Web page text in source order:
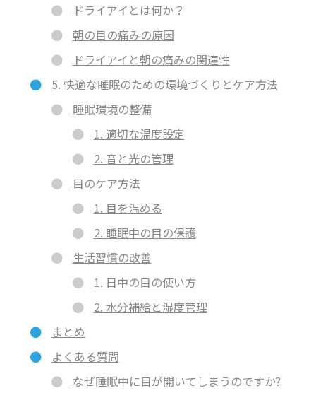
ドライアイとは何か？
朝の目の痛みの原因
ドライアイと朝の痛みの関連性
5. 快適な睡眠のための環境づくりとケア方法
睡眠環境の整備
1. 適切な温度設定
2. 音と光の管理
目のケア方法
1. 目を温める
2. 睡眠中の目の保護
生活習慣の改善
1. 日中の目の使い方
2. 水分補給と湿度管理
まとめ
よくある質問
なぜ睡眠中に目が開いてしまうのですか?